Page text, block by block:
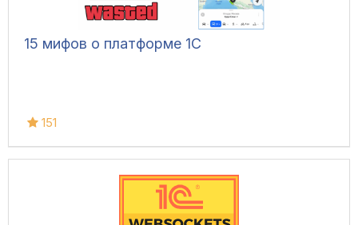
15 мифов о платформе 1С
151